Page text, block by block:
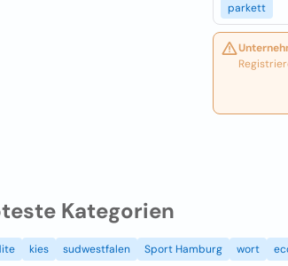
parkett
Kategorien
kies sudwestfalen Sport Hamburg wort